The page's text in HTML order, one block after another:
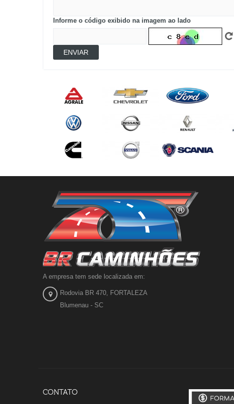
Informe o código exibido na imagem ao lado
ENVIAR
A empresa tem sede localizada em:
Rodovia BR 470, FORTALEZA
Blumenau - SC
CONTATO